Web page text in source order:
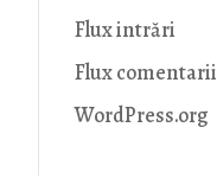
Flux intrări
Flux comentarii
WordPress.org